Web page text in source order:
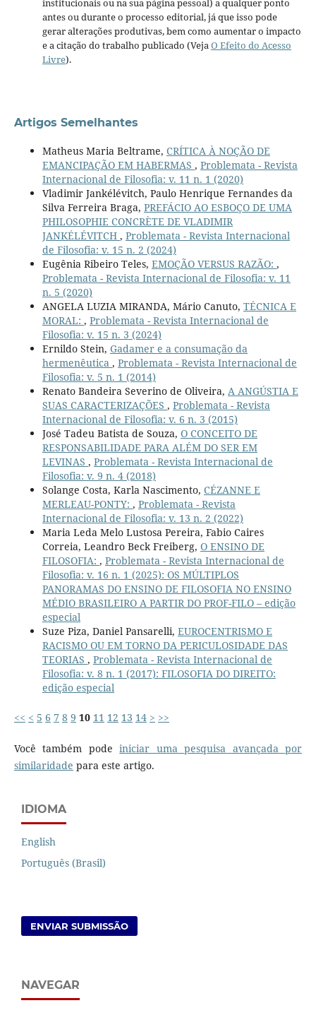
institucionais ou na sua página pessoal) a qualquer ponto
antes ou durante o processo editorial, já que isso pode
gerar alterações produtivas, bem como aumentar o impacto
e a citação do trabalho publicado (VejaO Efeito do Acesso
Livre).
Artigos Semelhantes
Matheus Maria Beltrame, CRÍTICA À NOÇÃO DE
EMANCIPAÇÃO EM HABERMAS , Problemata - Revista
Internacional de Filosofia: v. 11 n. 1 (2020)
Vladimir Jankélévitch, Paulo Henrique Fernandes da
Silva Ferreira Braga, PREFÁCIO AO ESBOÇO DE UMA
PHILOSOPHIE CONCRÈTE DE VLADIMIR
JANKÉLÉVITCH , Problemata - Revista Internacional
de Filosofia: v. 15 n. 2 (2024)
Eugênia Ribeiro Teles, EMOÇÃO VERSUS RAZÃO: ,
Problemata - Revista Internacional de Filosofia: v. 11
n. 5 (2020)
ANGELA LUZIA MIRANDA, Mário Canuto, TÉCNICA E
MORAL: , Problemata - Revista Internacional de
Filosofia: v. 15 n. 3 (2024)
Ernildo Stein, Gadamer e a consumação da
hermenêutica , Problemata - Revista Internacional de
Filosofia: v. 5 n. 1 (2014)
Renato Bandeira Severino de Oliveira, A ANGÚSTIA E
SUAS CARACTERIZAÇÕES , Problemata - Revista
Internacional de Filosofia: v. 6 n. 3 (2015)
José Tadeu Batista de Souza, O CONCEITO DE
RESPONSABILIDADE PARA ALÉM DO SER EM
LEVINAS , Problemata - Revista Internacional de
Filosofia: v. 9 n. 4 (2018)
Solange Costa, Karla Nascimento, CÉZANNE E
MERLEAU-PONTY: , Problemata - Revista
Internacional de Filosofia: v. 13 n. 2 (2022)
Maria Leda Melo Lustosa Pereira, Fabio Caires
Correia, Leandro Beck Freiberg, O ENSINO DE
FILOSOFIA: , Problemata - Revista Internacional de
Filosofia: v. 16 n. 1 (2025): OS MÚLTIPLOS
PANORAMAS DO ENSINO DE FILOSOFIA NO ENSINO
MÉDIO BRASILEIRO A PARTIR DO PROF-FILO – edição
especial
Suze Piza, Daniel Pansarelli, EUROCENTRISMO E
RACISMO OU EM TORNO DA PERICULOSIDADE DAS
TEORIAS , Problemata - Revista Internacional de
Filosofia: v. 8 n. 1 (2017): FILOSOFIA DO DIREITO:
edição especial
<< < 5 6 7 8 9 10 11 12 13 14 > >>
Você também podeiniciar uma pesquisa avançada por
similaridade para este artigo.
IDIOMA
English
Português (Brasil)
ENVIAR SUBMISSÃO
NAVEGAR